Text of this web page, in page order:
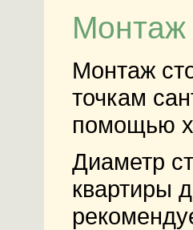
Монтаж
Монтаж
точкам
помощью
Диаметр
квартиры